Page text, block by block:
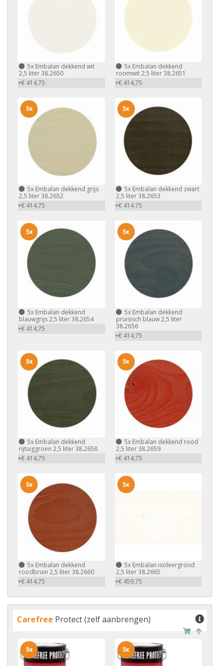
5x Embalan dekkend wit
2,5 liter 38.2650
+€ 414,75
5xEmbalan dekkend
roomwit 2,5 liter 38.2651
+€ 414,75
5x Embalan dekkend grijs
2,5 liter 38.2652
+€ 414,75
5x
5xEmbalan dekkend zwart
2,5 liter 38.2653
+€ 414,75
5x
5x Embalan dekkend
blauwgrijs 2,5 liter 38.2654
+€ 414,75
5x
5xEmbalan dekkend
pruisisch blauw 2,5 liter
38.2656
+€ 414,75
5x
5x Embalan dekkend
rijtuiggroen 2,5 liter 38.2658
+€ 414,75
5x
5xEmbalan dekkend rood
2,5 liter 38.2659
+€ 414,75
5x
5x Embalan dekkend
roodbruin 2,5 liter 38.2660
+€ 414,75
5x
5xEmbalan isoleergrond
2,5 liter 38.2665
+€ 459,75
5x
Carefree Protect (zelf aanbrengen)
5x 5x